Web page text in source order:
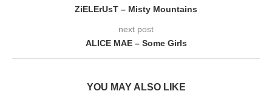
ZiELErUsT – Misty Mountains
next post
ALICE MAE – Some Girls
YOU MAY ALSO LIKE